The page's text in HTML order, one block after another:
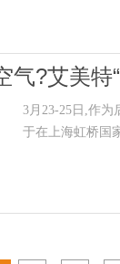
气?艾美特
3月23-25日,作
于在上海虹桥国